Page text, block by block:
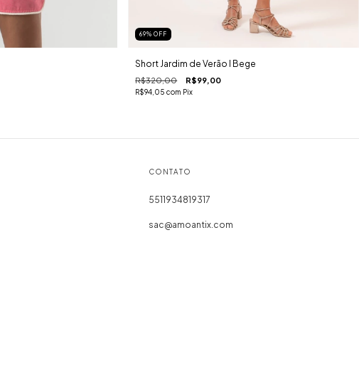
69%OFF
Short Jardim de Verão I Bege
R$320,00 R$99,00
R$94,05com Pix
CONTATO
5511934819317
sac@amoantix.com